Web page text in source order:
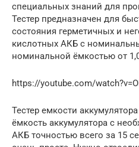
специальных знаний для
Тестер предназначен для
состояния герметичных и
кислотных АКБ с
номинальной ёмкостью от
https://youtube.com/
Тестер емкости
ёмкость аккумулятора с
АКБ точностью всего за 15